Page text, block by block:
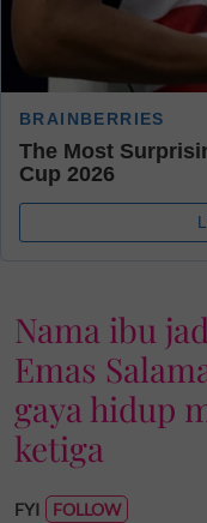
Nama ibu
Emas
gaya hidup
ketiga
FYI